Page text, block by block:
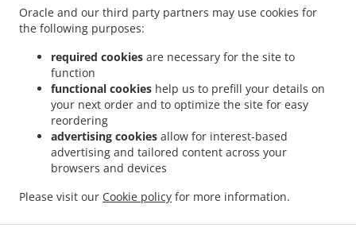
Oracle and our third party partners may use cookies for
the following purposes:
required cookies are necessary for the site to
function
functional cookies help us to prefill your details on
your next order and to optimize the site for easy
reordering
advertising cookies allow for interest-based
advertising and tailored content across your
browsers and devices
Please visit our Cookie policy for more information.
Калуђерица
Poslastičarnica Food Delivery Бели Поток Село Раковица
Poslastičarnica Food Delivery Бели Поток
Poslastičarnica Food Delivery Прокупље
. Poslastičarnica Food Delivery Resnik
Poslastičarnica Food Delivery Раковица Село . Poslastičarnica Food Delivery Борча
Poslastičarnica Food Delivery Blok 58 Нови Београд . Poslastičarnica Food Delivery
. Poslastičarnica Food Delivery Сланци
Beograd - Palilula . Poslastičarnica Food Delivery Лештане .
Delivery Beograd - Kaluđerica
. Poslastičarnica Food Delivery Винча
Poslastičarnica Food Delivery Пиносава .
Takeaway food delivery